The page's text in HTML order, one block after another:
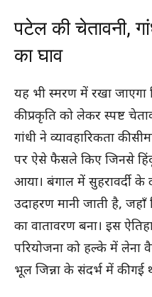
पटेल की चेतावनी,
का घाव
यह भी स्मरण में रखा जाएगा
की प्रकृति को लेकर स्पष्ट
गांधी ने व्यावहारिकता की
पर ऐसे फैसले किए जिनसे
आया। बंगाल में सुहरावर्दी के
उदाहरण मानी जाती है,
का वातावरण बना। इस
परियोजना को हल्के में लेना
भूल जिन्ना के संदर्भ में की गई